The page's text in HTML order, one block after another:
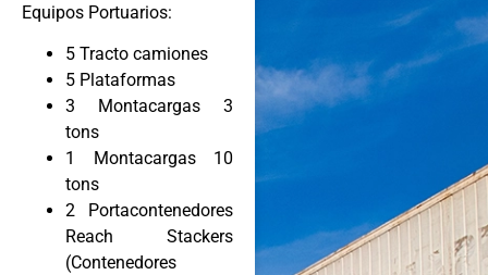
Equipos Portuarios:
5 Tracto camiones
5 Plataformas
3 Montacargas 3
tons
1 Montacargas 10
tons
2 Portacontenedores
Reach Stackers
(Contenedores